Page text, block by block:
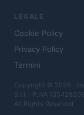
LEGALE
Cookie Policy
Privacy Policy
Termini
Copyright © 2026 ·
S.r.l. · P.IVA
All Rights Reserved